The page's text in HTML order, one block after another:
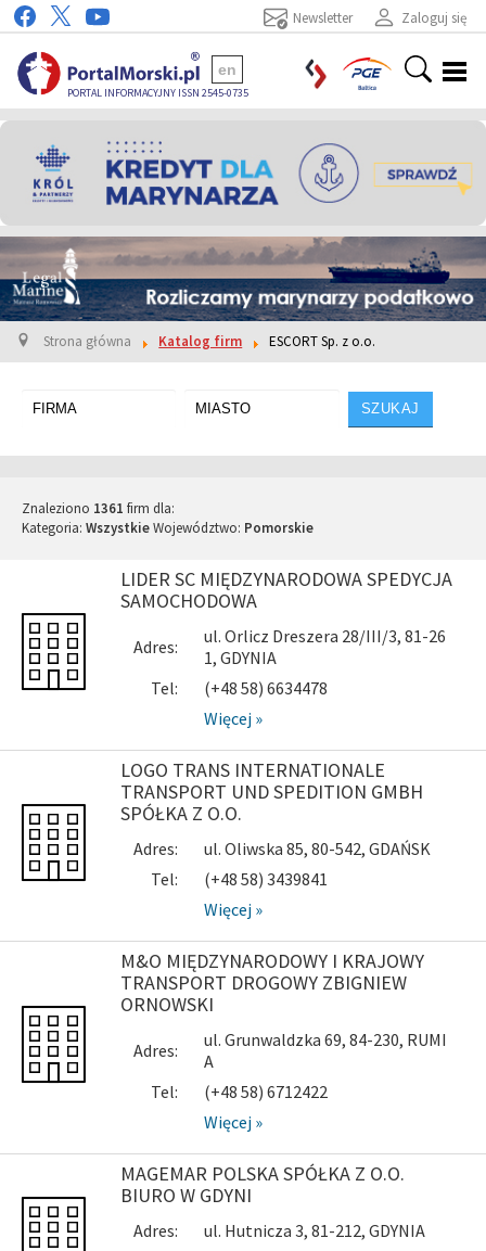
Zaloguj się
Newsletter
PORTAL INFORMACYJNY ISSN 2545-0735
en
Strona główna Katalog firm ESCORT Sp. z o.o.
SZUKAJ
Znaleziono 1361 firm dla:
Kategoria: WszystkieWojewództwo: Pomorskie
LIDER SC MIĘDZYNARODOWA SPEDYCJA
SAMOCHODOWA
Adres:
ul. Orlicz Dreszera 28/III/3, 81-26
1, GDYNIA
Tel:
(+48 58) 6634478
Więcej »
LOGO TRANS INTERNATIONALE
TRANSPORT UND SPEDITION GMBH
SPÓŁKA Z O.O.
Adres:
ul. Oliwska 85, 80-542, GDAŃSK
Tel:
(+48 58) 3439841
Więcej »
M&O MIĘDZYNARODOWY I KRAJOWY
TRANSPORT DROGOWY ZBIGNIEW
ORNOWSKI
Adres:
ul. Grunwaldzka 69, 84-230, RUMI
A
Tel:
(+48 58) 6712422
Więcej »
MAGEMAR POLSKA SPÓŁKA Z O.O.
BIURO W GDYNI
Adres:
ul. Hutnicza 3, 81-212, GDYNIA